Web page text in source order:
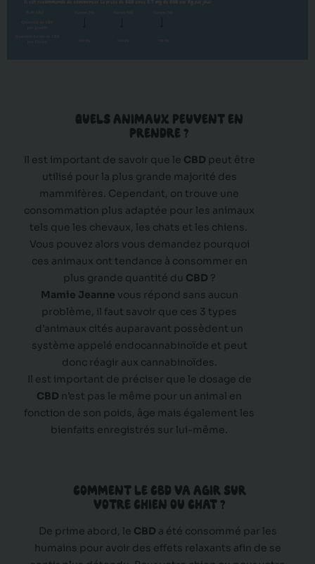
QUELS ANIMAUX PEUVENT EN
PRENDRE ?
Il est important de savoir que le CBD peut être
utilisé pour la plus grande majorité des
mammifères. Cependant, on trouve une
consommation plus adaptée pour les animaux
tels que les chevaux, les chats et les chiens.
Vous pouvez alors vous demandez pourquoi
ces animaux ont tendance à consommer en
plus grande quantité du CBD ?
Mamie Jeanne vous répond sans aucun
problème, il faut savoir que ces 3 types
d’animaux cités auparavant possèdent un
système appelé endocannabinoïde et peut
donc réagir aux cannabinoïdes.
Il est important de préciser que le dosage de
CBD n’est pas le même pour un animal en
fonction de son poids, âge mais également les
bienfaits enregistrés sur lui-même.
COMMENT LE CBD VA AGIR SUR
VOTRE CHIEN OU CHAT ?
De prime abord, le CBD a été consommé par les
humains pour avoir des effets relaxants afin de se